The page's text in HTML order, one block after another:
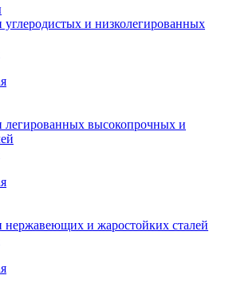
и низколегированных
легированных высокопрочных и
нержавеющих и жаростойких сталей